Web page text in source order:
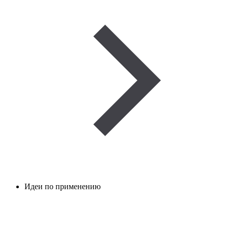
Идеи по применению